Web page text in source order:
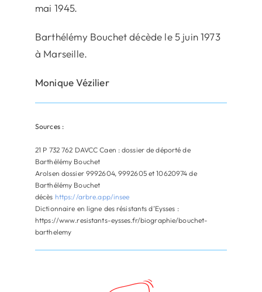
mai 1945.
Barthélémy Bouchet décède le 5 juin 1973
à Marseille.
Monique Vézilier
Sources :
21 P 732 762 DAVCC Caen : dossier de déporté de
Barthélémy Bouchet
Arolsen dossier 9992604, 9992605 et 10620974 de
Barthélémy Bouchet
décès https://arbre.app/insee
Dictionnaire en ligne des résistants d’Eysses :
https://www.resistants-eysses.fr/biographie/bouchet-
barthelemy